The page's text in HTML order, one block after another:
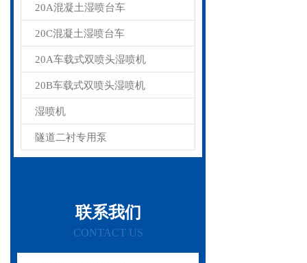
20A混凝土湿喷台车
20C混凝土湿喷台车
20A车载式双喷头湿喷机
20B车载式双喷头湿喷机
湿喷机
隧道二衬专用泵
联系我们
CONTACT US